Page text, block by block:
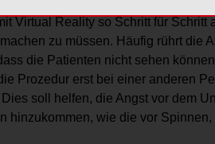
Virtual Reality so Schritt für Schritt
zu müssen. Häufig rührt die
die Patienten nicht sehen
Prozedur erst bei einer anderen
soll helfen, die Angst vor dem
hinzukommen, wie die vor